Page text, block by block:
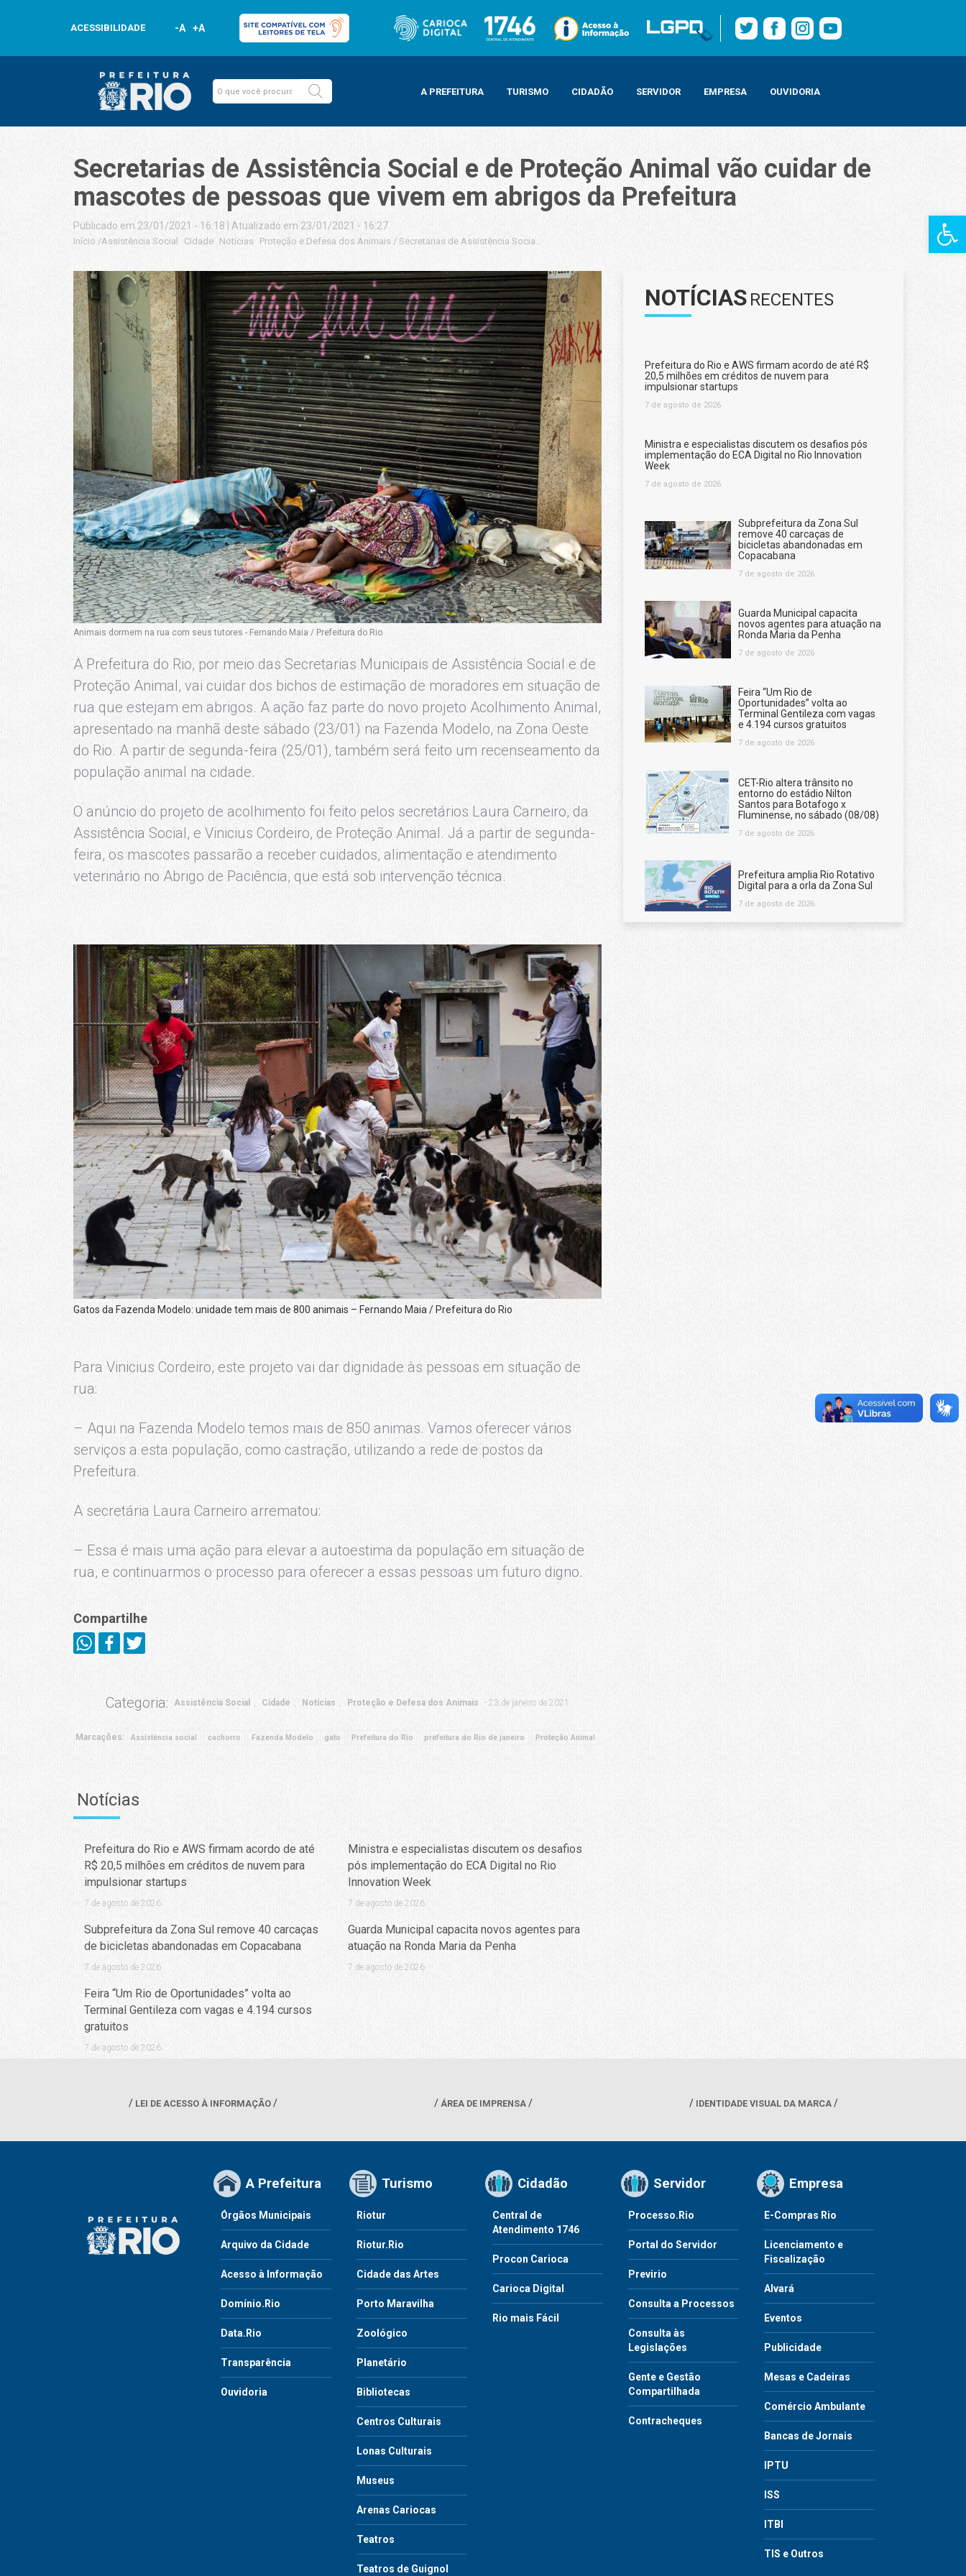
Barra de
ACESSIBILIDADE -A +A
A PREFEITURA TURISMO CIDADÃO SERVIDOR EMPRESA OUVIDORIA
Secretarias de Assistência Social e de Proteção Animal vão cuidar de
mascotes de pessoas que vivem em abrigos da Prefeitura
Publicado em 23/01/2021 - 16:18 Atualizado em 23/01/2021 - 16:27
Início /Assistência Social Cidade Notícias Proteção e Defesa dos Animais / Secretarias de Assistência Social e de Proteção Animal vão cuidar de mascotes de pessoas que vivem em abrigos da Prefeitura
Animais dormem na rua com seus tutores - Fernando Maia / Prefeitura do Rio
A Prefeitura do Rio, por meio das Secretarias Municipais de Assistência Social e de
Proteção Animal, vai cuidar dos bichos de estimação de moradores em situação de
rua que estejam em abrigos. A ação faz parte do novo projeto Acolhimento Animal,
apresentado na manhã deste sábado (23/01) na Fazenda Modelo, na Zona Oeste
do Rio. A partir de segunda-feira (25/01), também será feito um recenseamento da
população animal na cidade.
O anúncio do projeto de acolhimento foi feito pelos secretários Laura Carneiro, da
Assistência Social, e Vinicius Cordeiro, de Proteção Animal. Já a partir de segunda-
feira, os mascotes passarão a receber cuidados, alimentação e atendimento
veterinário no Abrigo de Paciência, que está sob intervenção técnica.
Gatos da Fazenda Modelo: unidade tem mais de 800 animais – Fernando Maia / Prefeitura do Rio
Para Vinicius Cordeiro, este projeto vai dar dignidade às pessoas em situação de
rua:
– Aqui na Fazenda Modelo temos mais de 850 animas. Vamos oferecer vários
serviços a esta população, como castração, utilizando a rede de postos da
Prefeitura.
A secretária Laura Carneiro arrematou:
– Essa é mais uma ação para elevar a autoestima da população em situação de
rua, e continuarmos o processo para oferecer a essas pessoas um futuro digno.
Compartilhe
Categoria: Assistência Social Cidade Notícias Proteção e Defesa dos Animais 23 de janeiro de 2021
Marcações: Assistência social cachorro Fazenda Modelo gato Prefeitura do Rio prefeitura do Rio de janeiro Proteção Animal
Notícias
Prefeitura do Rio e AWS firmam acordo de até
R$ 20,5 milhões em créditos de nuvem para
impulsionar startups
7 de agosto de 2026
Ministra e especialistas discutem os desafios
pós implementação do ECA Digital no Rio
Innovation Week
7 de agosto de 2026
Subprefeitura da Zona Sul remove 40 carcaças
de bicicletas abandonadas em Copacabana
7 de agosto de 2026
Guarda Municipal capacita novos agentes para
atuação na Ronda Maria da Penha
7 de agosto de 2026
Feira “Um Rio de Oportunidades” volta ao
Terminal Gentileza com vagas e 4.194 cursos
gratuitos
7 de agosto de 2026
NOTÍCIAS RECENTES
Prefeitura do Rio e AWS firmam acordo de até R$
20,5 milhões em créditos de nuvem para
impulsionar startups
7 de agosto de 2026
Ministra e especialistas discutem os desafios pós
implementação do ECA Digital no Rio Innovation
Week
7 de agosto de 2026
Subprefeitura da Zona Sul
remove 40 carcaças de
bicicletas abandonadas em
Copacabana
7 de agosto de 2026
Guarda Municipal capacita
novos agentes para atuação na
Ronda Maria da Penha
7 de agosto de 2026
Feira “Um Rio de
Oportunidades” volta ao
Terminal Gentileza com vagas
e 4.194 cursos gratuitos
7 de agosto de 2026
CET-Rio altera trânsito no
entorno do estádio Nilton
Santos para Botafogo x
Fluminense, no sábado (08/08)
7 de agosto de 2026
Prefeitura amplia Rio Rotativo
Digital para a orla da Zona Sul
7 de agosto de 2026
LEI DE ACESSO À INFORMAÇÃO ÁREA DE IMPRENSA IDENTIDADE VISUAL DA MARCA
A Prefeitura
Órgãos Municipais
Arquivo da Cidade
Acesso à Informação
Domínio.Rio
Data.Rio
Transparência
Ouvidoria
Turismo
Riotur
Riotur.Rio
Cidade das Artes
Porto Maravilha
Zoológico
Planetário
Bibliotecas
Centros Culturais
Lonas Culturais
Museus
Arenas Cariocas
Teatros
Teatros de Guignol
Cidadão
Central de
Atendimento 1746
Procon Carioca
Carioca Digital
Rio mais Fácil
Servidor
Processo.Rio
Portal do Servidor
Previrio
Consulta a Processos
Consulta às
Legislações
Gente e Gestão
Compartilhada
Contracheques
Empresa
E-Compras Rio
Licenciamento e
Fiscalização
Alvará
Eventos
Publicidade
Mesas e Cadeiras
Comércio Ambulante
Bancas de Jornais
IPTU
ISS
ITBI
TIS e Outros